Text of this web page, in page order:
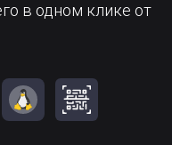
в одном клике от